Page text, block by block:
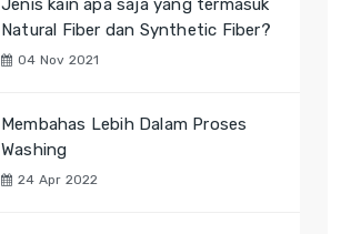
Jenis kain apa saja yang termasuk
Natural Fiber dan Synthetic Fiber?
04 Nov 2021
Membahas Lebih Dalam Proses
Washing
24 Apr 2022